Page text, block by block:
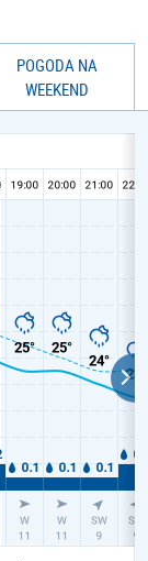
POGODA NA
WEEKEND